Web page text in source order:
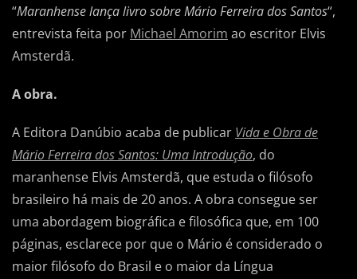
“Maranhense lança livro sobre Mário Ferreira dos Santos“,
entrevista feita por Michael Amorim ao escritor Elvis
Amsterdã.
A obra.
A Editora Danúbio acaba de publicar Vida e Obra de
Mário Ferreira dos Santos: Uma Introdução, do
maranhense Elvis Amsterdã, que estuda o filósofo
brasileiro há mais de 20 anos. A obra consegue ser
uma abordagem biográfica e filosófica que, em 100
páginas, esclarece por que o Mário é considerado o
maior filósofo do Brasil e o maior da Língua